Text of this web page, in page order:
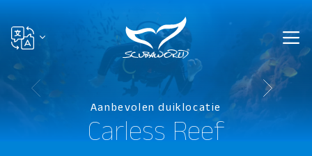
Aanbevolen duiklocatie
Carless Reef